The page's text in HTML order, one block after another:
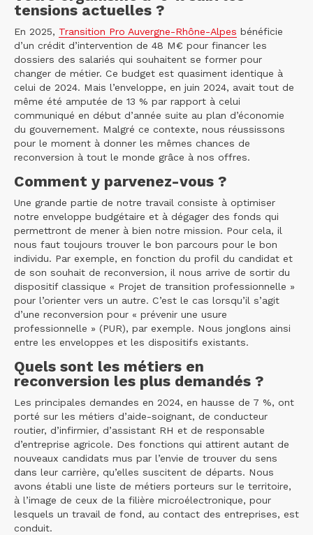
tensions actuelles ?
En 2025, Transition Pro Auvergne-Rhône-Alpes bénéficie
d’un crédit d’intervention de 48 M€ pour financer les
dossiers des salariés qui souhaitent se former pour
changer de métier. Ce budget est quasiment identique à
celui de 2024. Mais l’enveloppe, en juin 2024, avait tout de
même été amputée de 13 % par rapport à celui
communiqué en début d’année suite au plan d’économie
du gouvernement. Malgré ce contexte, nous réussissons
pour le moment à donner les mêmes chances de
reconversion à tout le monde grâce à nos offres.
Comment y parvenez-vous ?
Une grande partie de notre travail consiste à optimiser
notre enveloppe budgétaire et à dégager des fonds qui
permettront de mener à bien notre mission. Pour cela, il
nous faut toujours trouver le bon parcours pour le bon
individu. Par exemple, en fonction du profil du candidat et
de son souhait de reconversion, il nous arrive de sortir du
dispositif classique « Projet de transition professionnelle »
pour l’orienter vers un autre. C’est le cas lorsqu’il s’agit
d’une reconversion pour « prévenir une usure
professionnelle » (PUR), par exemple. Nous jonglons ainsi
entre les enveloppes et les dispositifs existants.
Quels sont les métiers en
reconversion les plus demandés ?
Les principales demandes en 2024, en hausse de 7 %, ont
porté sur les métiers d’aide-soignant, de conducteur
routier, d’infirmier, d’assistant RH et de responsable
d’entreprise agricole. Des fonctions qui attirent autant de
nouveaux candidats mus par l’envie de trouver du sens
dans leur carrière, qu’elles suscitent de départs. Nous
avons établi une liste de métiers porteurs sur le territoire,
à l’image de ceux de la filière microélectronique, pour
lesquels un travail de fond, au contact des entreprises, est
conduit.